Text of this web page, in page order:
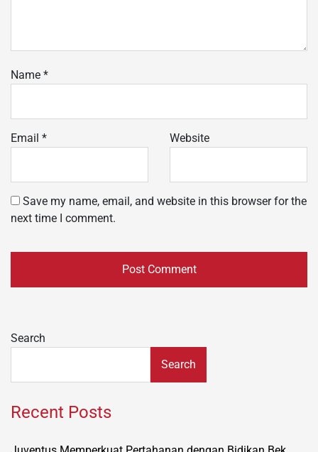
Name *
Email * Website
Save my name, email, and website in this browser for the
next time I comment.
Search
Search
Recent Posts